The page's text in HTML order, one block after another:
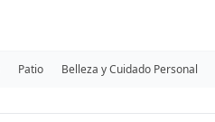
Patio Belleza y Cuidado Personal